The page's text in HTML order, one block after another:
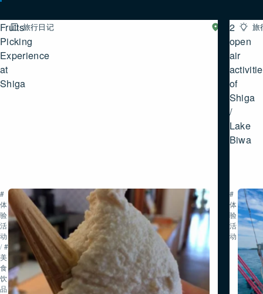
Fruits
Picking
Experience
at
Shiga
旅行日记
湖
#
体
验
活
动
/ #
美
食・
饮
品
2
open
air
of
Shiga
/
Lake
Biwa
旅
#
体
验
活
动